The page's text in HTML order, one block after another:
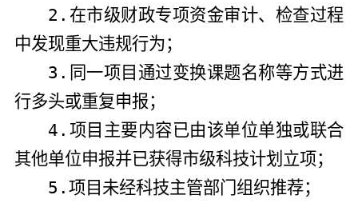
2. 在市级财政专项资金审计、检查过程
中发现重大违规行为；
3. 同一项目通过变换课题名称等方式进
行多头或重复申报；
4. 项目主要内容已由该单位单独或联合
其他单位申报并已获得市级科技计划立项；
5.项目未经科技主管部门组织推荐；